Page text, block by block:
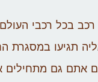
בכל רכבי
תגיעו במסגרת
אתם גם